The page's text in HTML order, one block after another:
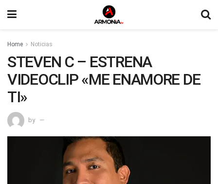
Home Noticias
STEVEN C – ESTRENA
VIDEOCLIP «ME ENAMORE DE
TI»
by